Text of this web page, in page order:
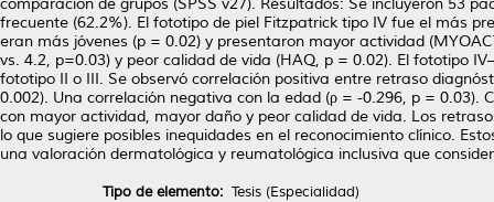
comparación de grupos (SPSS v27). Resultados: Se incluyeron 53
frecuente (62.2%). El fototipo de piel Fitzpatrick tipo IV fue el más
eran más jóvenes (p = 0.02) y presentaron mayor actividad
vs. 4.2, p=0.03) y peor calidad de vida (HAQ, p = 0.02). El fototipo
fototipo II o III. Se observó correlación positiva entre retraso
0.002). Una correlación negativa con la edad (ρ = -0.296, p =
con mayor actividad, mayor daño y peor calidad de vida. Los
lo que sugiere posibles inequidades en el reconocimiento clínico.
una valoración dermatológica y reumatológica inclusiva que
Tipo de elemento: Tesis (Especialidad)